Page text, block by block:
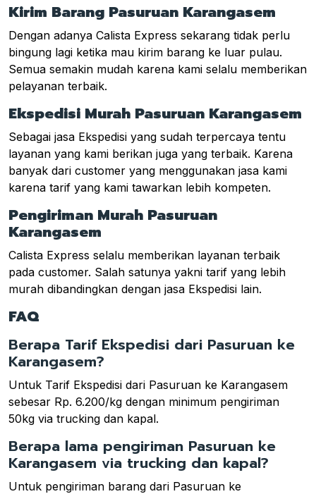
Kirim Barang Pasuruan Karangasem
Dengan adanya Calista Express sekarang tidak perlu
bingung lagi ketika mau kirim barang ke luar pulau.
Semua semakin mudah karena kami selalu memberikan
pelayanan terbaik.
Ekspedisi Murah Pasuruan Karangasem
Sebagai jasa Ekspedisi yang sudah terpercaya tentu
layanan yang kami berikan juga yang terbaik. Karena
banyak dari customer yang menggunakan jasa kami
karena tarif yang kami tawarkan lebih kompeten.
Pengiriman Murah Pasuruan
Karangasem
Calista Express selalu memberikan layanan terbaik
pada customer. Salah satunya yakni tarif yang lebih
murah dibandingkan dengan jasa Ekspedisi lain.
FAQ
Berapa Tarif Ekspedisi dari Pasuruan ke
Karangasem?
Untuk Tarif Ekspedisi dari Pasuruan ke Karangasem
sebesar Rp. 6.200/kg dengan minimum pengiriman
50kg via trucking dan kapal.
Berapa lama pengiriman Pasuruan ke
Karangasem via trucking dan kapal?
Untuk pengiriman barang dari Pasuruan ke